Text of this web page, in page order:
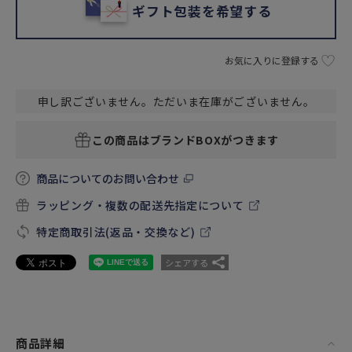
ギフト包装を希望する
お気に入りに登録する
申し訳ございません。ただいま在庫がございません。
この商品はブランドBOXがつきます
商品についてのお問い合わせ
ラッピング・複数の配送先指定について
特定商取引法(返品・交換など)
シェアする
商品詳細